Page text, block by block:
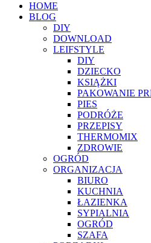
HOME
BLOG
DIY
DOWNLOAD
LEIFSTYLE
DIY
DZIECKO
KSIĄŻKI
PAKOWANIE
PIES
PODRÓŻE
PRZEPISY
THERMOMIX
ZDROWIE
OGRÓD
ORGANIZACJA
BIURO
KUCHNIA
ŁAZIENKA
SYPIALNIA
OGRÓD
SZAFA